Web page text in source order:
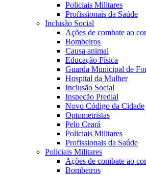
Policiais Militares
Profissionais da Saúde
Inclusão Social
Ações de combate ao
Bombeiros
Causa animal
Educação Física
Guarda Municipal de
Hospital da Mulher
Inclusão Social
Inspeção Predial
Novo Código da Cidade
Optometristas
Pelo Ceará
Policiais Militares
Profissionais da Saúde
Policiais Militares
Ações de combate ao
Bombeiros